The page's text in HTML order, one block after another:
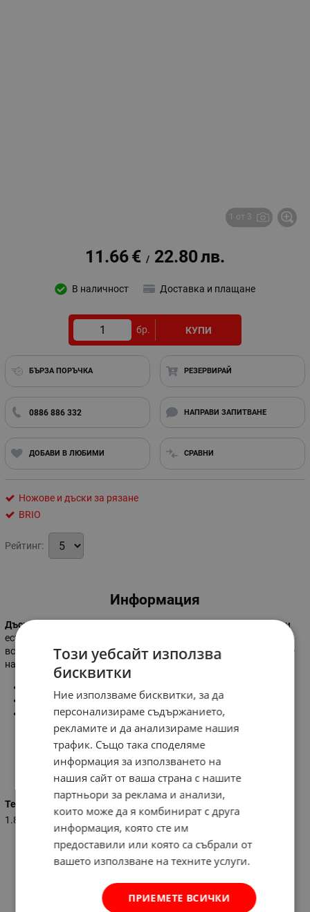
1 от 3
11.66€ / 22.80лв.
В наличност Доставка и плащане
бр. КУПИ
БЪРЗА ПОРЪЧКА РЕЗЕРВИРАЙ
0886 886 332 НАПРАВИ ЗАПИТВАНЕ
ДОБАВИ В ЛЮБИМИ СРАВНИ
Ножове и дъски за рязане
BRIO
Рейтинг:
Информация
Дъска за рязане и сервиране
- съчетание от акациево дърво и
естествен черен камък. Стилно и елегантно допълнение към
всяка трапеза. Може да се използва и като плато за поднасяне
на сирена, хапки, предястия, десерти.
Размер на камъка:∅30х0,5 см
Материал:акациево дърво и естествен черен камък
Характеристики
Тегло (кг.)
1.800
Този уебсайт използва
бисквитки
Ние използваме бисквитки, за да
персонализираме съдържанието,
рекламите и да анализираме нашия
трафик. Също така споделяме
информация за използването на
нашия сайт от ваша страна с нашите
партньори за реклама и анализи,
които може да я комбинират с друга
информация, която сте им
предоставили или която са събрали от
вашето използване на техните услуги.
ПРИЕМЕТЕ ВСИЧКИ